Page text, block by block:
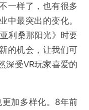
一样了，也有很多
中最突出的变化。
利桑那阳光》时要
的机会，让我们可
深受VR玩家喜爱的
加多样化。8年前